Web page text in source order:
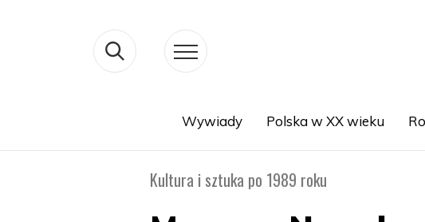
Wywiady Polska w XX wieku
Kultura i sztuka po 1989 roku